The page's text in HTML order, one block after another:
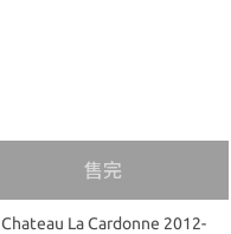
售完
Chateau La Cardonne 2012-